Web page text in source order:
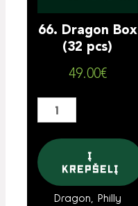
66. Dragon Box
(32 pcs)
49.00€
pcs)
Į
krepšelį
Dragon, Philly